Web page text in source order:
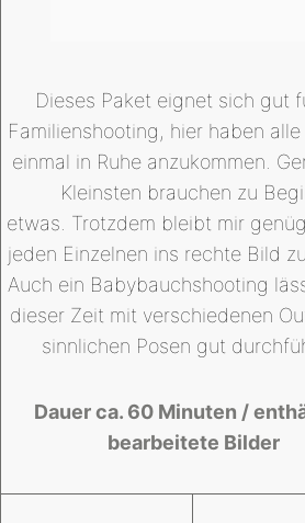
Dieses Paket eignet sich gut
Familienshooting, hier haben
einmal in Ruhe anzukommen.
Kleinsten brauchen zu
etwas. Trotzdem bleibt mir
jeden Einzelnen ins rechte Bild
Auch ein Babybauchshooting
dieser Zeit mit verschiedenen
sinnlichen Posen gut
Dauer ca. 60 Minuten /
bearbeitete Bilder